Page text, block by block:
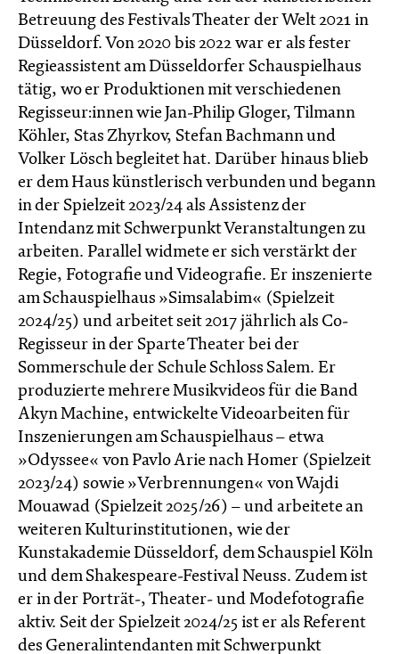
Betreuung des Festivals Theater der Welt 2021 in
Düsseldorf. Von 2020 bis 2022 war er als fester
Regieassistent am Düsseldorfer Schauspielhaus
tätig, wo er Produktionen mit verschiedenen
Regisseur:innen wie Jan-Philip Gloger, Tilmann
Köhler, Stas Zhyrkov, Stefan Bachmann und
Volker Lösch begleitet hat. Darüber hinaus blieb
er dem Haus künstlerisch verbunden und begann
in der Spielzeit 2023/24 als Assistenz der
Intendanz mit Schwerpunkt Veranstaltungen zu
arbeiten. Parallel widmete er sich verstärkt der
Regie, Fotografie und Videografie. Er inszenierte
am Schauspielhaus »Simsalabim« (Spielzeit
2024/25) und arbeitet seit 2017 jährlich als Co-
Regisseur in der Sparte Theater bei der
Sommerschule der Schule Schloss Salem. Er
produzierte mehrere Musikvideos für die Band
Akyn Machine, entwickelte Videoarbeiten für
Inszenierungen am Schauspielhaus – etwa
»Odyssee« von Pavlo Arie nach Homer (Spielzeit
2023/24) sowie »Verbrennungen« von Wajdi
Mouawad (Spielzeit 2025/26) – und arbeitete an
weiteren Kulturinstitutionen, wie der
Kunstakademie Düsseldorf, dem Schauspiel Köln
und dem Shakespeare-Festival Neuss. Zudem ist
er in der Porträt-, Theater- und Modefotografie
aktiv. Seit der Spielzeit 2024/25 ist er als Referent
des Generalintendanten mit Schwerpunkt